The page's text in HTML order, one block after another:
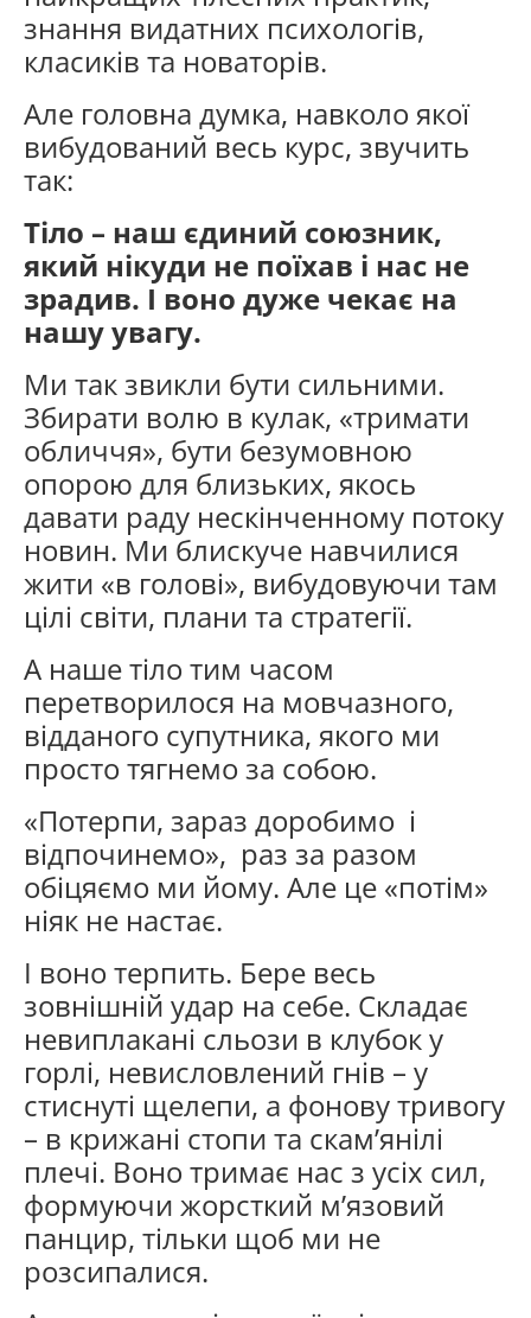
знання видатних психологів,
класиків та новаторів.
Але головна думка, навколо якої
вибудований весь курс, звучить
так:
Тіло – наш єдиний союзник,
який нікуди не поїхав і нас не
зрадив. І воно дуже чекає на
нашу увагу.
Ми так звикли бути сильними.
Збирати волю в кулак, «тримати
обличчя», бути безумовною
опорою для близьких, якось
давати раду нескінченному потоку
новин. Ми блискуче навчилися
жити «в голові», вибудовуючи там
цілі світи, плани та стратегії.
А наше тіло тим часом
перетворилося на мовчазного,
відданого супутника, якого ми
просто тягнемо за собою.
«Потерпи, зараз доробимо і
відпочинемо», раз за разом
обіцяємо ми йому. Але це «потім»
ніяк не настає.
І воно терпить. Бере весь
зовнішній удар на себе. Складає
невиплакані сльози в клубок у
горлі, невисловлений гнів – у
стиснуті щелепи, а фонову тривогу
– в крижані стопи та скам’янілі
плечі. Воно тримає нас з усіх сил,
формуючи жорсткий м’язовий
панцир, тільки щоб ми не
розсипалися.